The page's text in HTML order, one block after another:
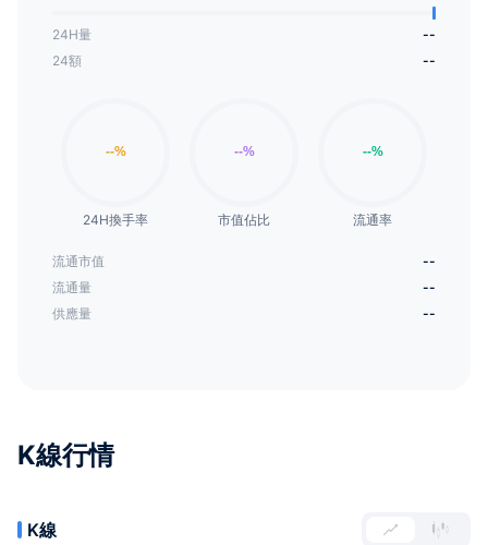
24H量
--
24額
--
24H換手率 市值佔比 流通率
流通市值
--
流通量
--
供應量
--
K線行情
K線